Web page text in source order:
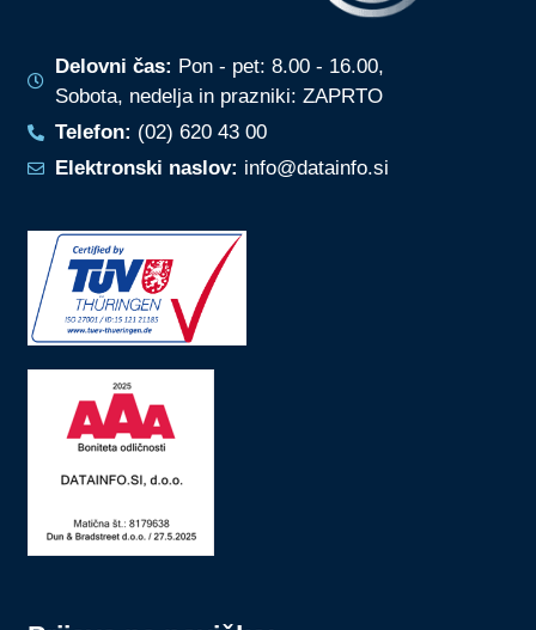
Delovni čas: Pon - pet: 8.00 - 16.00,
Sobota, nedelja in prazniki: ZAPRTO
Telefon: (02) 620 43 00
Elektronski naslov: info@datainfo.si